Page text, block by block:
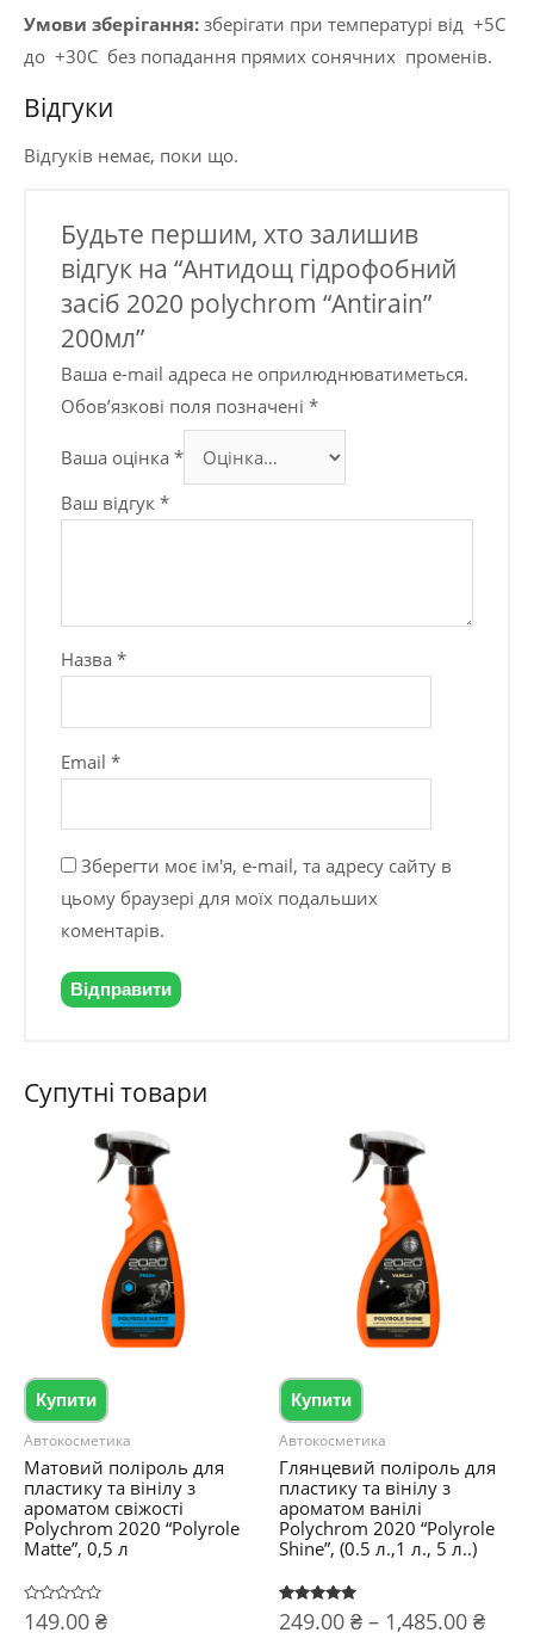
Умови зберігання: зберігати при температурі від +5С
до +30С без попадання прямих сонячних променів.
Відгуки
Відгуків немає, поки що.
Будьте першим, хто залишив
відгук на “Антидощ гідрофобний
засіб 2020 polychrom “Antirain”
200мл”
Ваша e-mail адреса не оприлюднюватиметься.
Обов’язкові поля позначені*
Ваша оцінка*
Ваш відгук*
Назва*
Email*
Зберегти моє ім'я, e-mail, та адресу сайту в
цьому браузері для моїх подальших
коментарів.
Супутні товари
Купити
Автокосметика
Матовий поліроль для
пластику та вінілу з
ароматом свіжості
Polychrom 2020 “Polyrole
Matte”, 0,5 л
Оцінено
в
149.00 ₴
Купити
Автокосметика
Глянцевий поліроль для
пластику та вінілу з
ароматом ванілі
Polychrom 2020 “Polyrole
Shine”, (0.5 л.,1 л., 5 л..)
Оцінено в
5.00
249.00 ₴ – 1,485.00 ₴